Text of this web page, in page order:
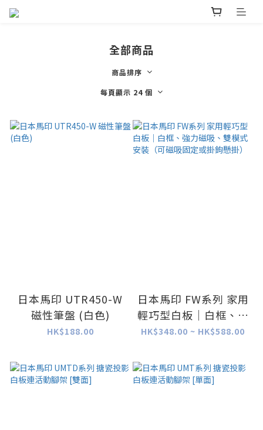
全部商品
商品排序
每頁顯示 24 個
日本馬印 UTR450-W
磁性筆盤 (白色)
HK$188.00
日本馬印 FW系列 家用
輕巧型白板｜白框、強
力磁吸、雙模式安裝
掛）
HK$348.00 ~ HK$588.00